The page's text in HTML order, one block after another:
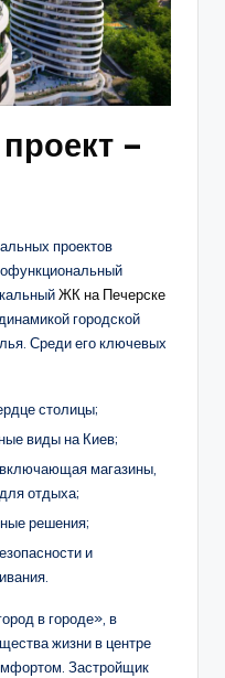
–
проектов
ЖК на Печерске
городской
Среди его ключевых
столицы;
виды на Киев;
магазины,
отдыха;
решения;
и
в городе», в
жизни в центре
Застройщик